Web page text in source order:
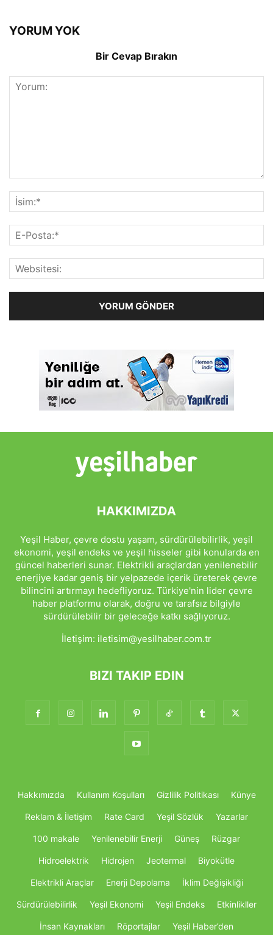
YORUM YOK
Bir Cevap Bırakın
HAKKIMIZDA
Yeşil Haber, çevre dostu yaşam, sürdürülebilirlik, yeşil
ekonomi, yeşil endeks ve yeşil hisseler gibi konularda en
güncel haberleri sunar. Elektrikli araçlardan yenilenebilir
enerjiye kadar geniş bir yelpazede içerik üreterek çevre
bilincini artırmayı hedefliyoruz. Türkiye'nin lider çevre
haber platformu olarak, doğru ve tarafsız bilgiyle
sürdürülebilir bir geleceğe katkı sağlıyoruz.
İletişim: iletisim@yesilhaber.com.tr
BIZI TAKIP EDIN
Hakkımızda Kullanım Koşulları Gizlilik Politikası Künye
Reklam & İletişim Rate Card Yeşil Sözlük Yazarlar
100 makale Yenilenebilir Enerji Güneş Rüzgar
Hidroelektrik Hidrojen Jeotermal Biyokütle
Elektrikli Araçlar Enerji Depolama İklim Değişikliği
Sürdürülebilirlik Yeşil Ekonomi Yeşil Endeks Etkinlikller
İnsan Kaynakları Röportajlar Yeşil Haber’den